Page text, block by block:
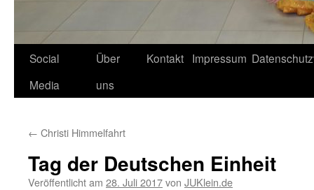
Social
Media
Über
uns
Kontakt Impressum
← Christi Himmelfahrt
Tag der Deutschen Einheit
Veröffentlicht am 28. Juli 2017von JUKlein.de